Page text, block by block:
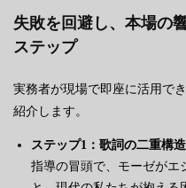
失敗を回避し、本場の
ステップ
実務者が現場で即座に活用で
紹介します。
ステップ1：歌詞の二重構
指導の冒頭で、モーゼがエ